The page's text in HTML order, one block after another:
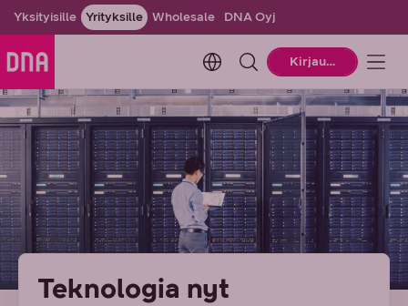
Yksityisille Yrityksille Wholesale DNA Oyj
Change language. Current
Kirjaudu
Teknologia nyt